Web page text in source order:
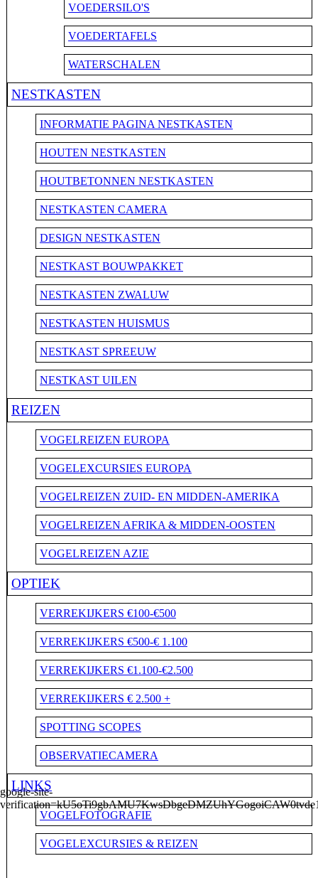
VOEDERSILO'S
VOEDERTAFELS
WATERSCHALEN
NESTKASTEN
INFORMATIE PAGINA NESTKASTEN
HOUTEN NESTKASTEN
HOUTBETONNEN NESTKASTEN
NESTKASTEN CAMERA
DESIGN NESTKASTEN
NESTKAST BOUWPAKKET
NESTKASTEN ZWALUW
NESTKASTEN HUISMUS
NESTKAST SPREEUW
NESTKAST UILEN
REIZEN
VOGELREIZEN EUROPA
VOGELEXCURSIES EUROPA
VOGELREIZEN ZUID- EN MIDDEN-AMERIKA
VOGELREIZEN AFRIKA & MIDDEN-OOSTEN
VOGELREIZEN AZIE
OPTIEK
VERREKIJKERS €100-€500
VERREKIJKERS €500-€ 1.100
VERREKIJKERS €1.100-€2.500
VERREKIJKERS € 2.500 +
SPOTTING SCOPES
OBSERVATIECAMERA
LINKS
VOGELFOTOGRAFIE
VOGELEXCURSIES & REIZEN
google-site-